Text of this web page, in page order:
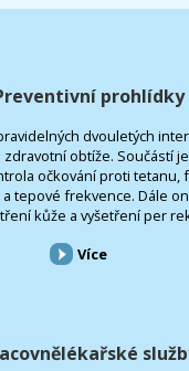
prohlídky
dvouletých
obtíže. Součástí
očkování proti tetanu,
tepové frekvence. Dále
kůže a vyšetření per
Více